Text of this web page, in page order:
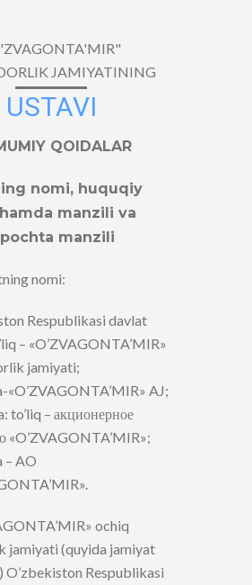
JAMIYATINING
USTAVI
QOIDALAR
nomi, huquqiy
manzili va
manzili
nomi:
Respublikasi davlat
– «O’ZVAGONTA’MIR»
jamiyati;
«O’ZVAGONTA’MIR» AJ;
to’liq – акционерное
«O’ZVAGONTA’MIR»;
– AO
ochiq
jamiyati (quyida jamiyat
O’zbekiston Respublikasi